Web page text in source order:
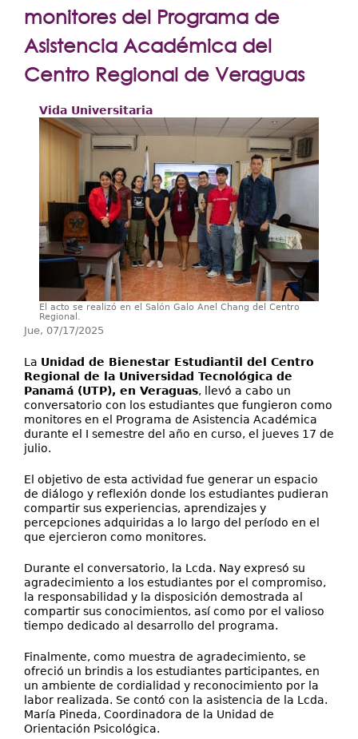
Extensión
Facultades
Centros Regionales
Internacional
Transparencia
monitores del Programa de
Asistencia Académica del
Centro Regional de Veraguas
Vida Universitaria
El acto se realizó en el Salón Galo Anel Chang del Centro
Regional.
Jue, 07/17/2025
La Unidad de Bienestar Estudiantil del Centro
Regional de la Universidad Tecnológica de
Panamá (UTP), en Veraguas, llevó a cabo un
conversatorio con los estudiantes que fungieron como
monitores en el Programa de Asistencia Académica
durante el I semestre del año en curso, el jueves 17 de
julio.
El objetivo de esta actividad fue generar un espacio
de diálogo y reflexión donde los estudiantes pudieran
compartir sus experiencias, aprendizajes y
percepciones adquiridas a lo largo del período en el
que ejercieron como monitores.
Durante el conversatorio, la Lcda. Nay expresó su
agradecimiento a los estudiantes por el compromiso,
la responsabilidad y la disposición demostrada al
compartir sus conocimientos, así como por el valioso
tiempo dedicado al desarrollo del programa.
Finalmente, como muestra de agradecimiento, se
ofreció un brindis a los estudiantes participantes, en
un ambiente de cordialidad y reconocimiento por la
labor realizada. Se contó con la asistencia de la Lcda.
María Pineda, Coordinadora de la Unidad de
Orientación Psicológica.